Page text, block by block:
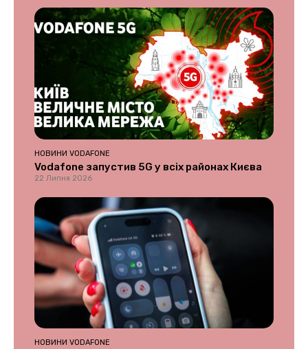
НОВИНИ VODAFONE
Vodafone запустив 5G у всіх районах Києва
22 Липня 2026
НОВИНИ VODAFONE